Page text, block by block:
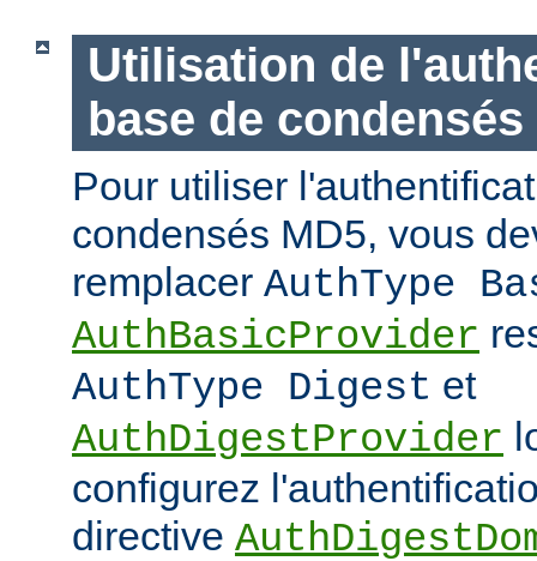
Utilisation de
base de condensés
Pour utiliser
condensés MD5, vous
remplacer AuthType
AuthBasicProvider
AuthType Digest et
AuthDigestProvider
configurez
directive